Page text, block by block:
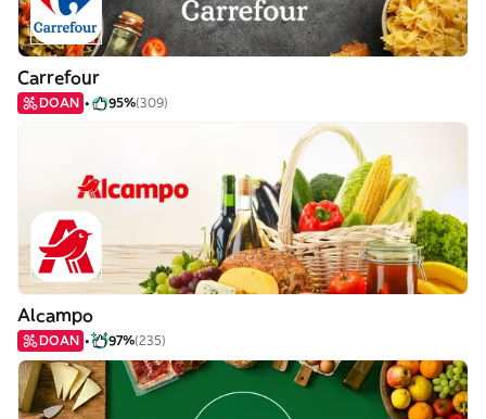
Carrefour
DOAN 95%(309)
Alcampo
DOAN 97%(235)